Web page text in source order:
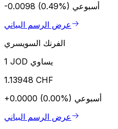
-0.0098 (0.49%) أسبوعي
عرض الرسم البياني
الفرنك السويسري
1 JOD يساوي
1.13948 CHF
+0.0000 (0.00%) أسبوعي
عرض الرسم البياني